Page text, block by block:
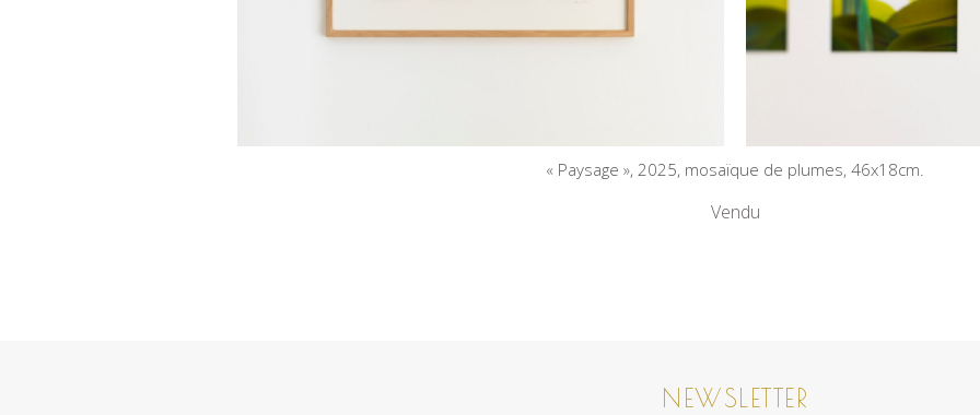
« Paysage », 2025, mosaïque de plumes, 46x18cm.
Vendu
NEWSLETTER